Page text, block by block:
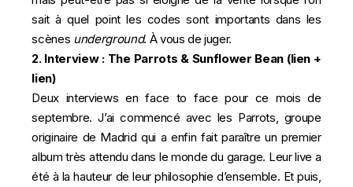
sait à quel point les codes sont importants dans les
scènes underground. À vous de juger.
2. Interview : The Parrots & Sunflower Bean (lien +
lien)
Deux interviews en face to face pour ce mois de
septembre. J’ai commencé avec les Parrots, groupe
originaire de Madrid qui a enfin fait paraître un premier
album très attendu dans le monde du garage. Leur live a
été à la hauteur de leur philosophie d’ensemble. Et puis,